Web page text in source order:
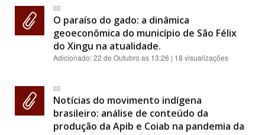
O paraíso do gado: a dinâmica
geoeconômica do município de São Félix
do Xingu na atualidade.
Adicionado:22 de Outubro as 13:26 | 18 visualizações
Notícias do movimento indígena
brasileiro: análise de conteúdo da
produção da Apib e Coiab na pandemia da